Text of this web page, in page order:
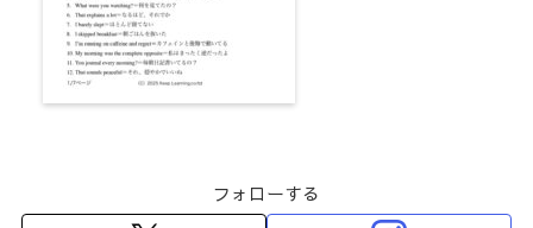
フォローする